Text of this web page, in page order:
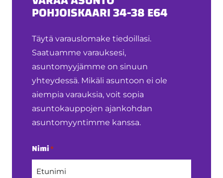
POHJOISKAARI 34-38 E64
Täytä varauslomake tiedoillasi.
Saatuamme varauksesi,
asuntomyyjämme on sinuun
yhteydessä. Mikäli asuntoon ei ole
aiempia varauksia, voit sopia
asuntokauppojen ajankohdan
asuntomyyntimme kanssa.
Nimi*